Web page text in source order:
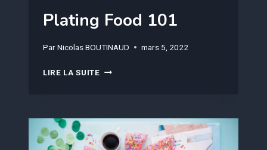
Plating Food 101
ParNicolas BOUTINAUD mars 5, 2022
LIRE LA SUITEPLATING